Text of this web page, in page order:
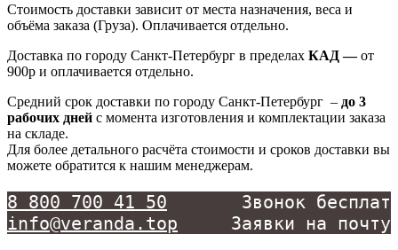
Стоимость доставки зависит от места назначения, веса и
объёма заказа (Груза). Оплачиваетcя отдельно.
Доставка по городу Санкт-Петербург в пределах КАД —от
900р и оплачивается отдельно.
Средний срок доставки по городу Санкт-Петербург – до 3
рабочих дней с момента изготовления и комплектации заказа
на складе.
Для более детального расчёта стоимости и сроков доставки вы
можете обратится к нашим менеджерам.
8 800 700 41 50
info@veranda.top
Заявки на